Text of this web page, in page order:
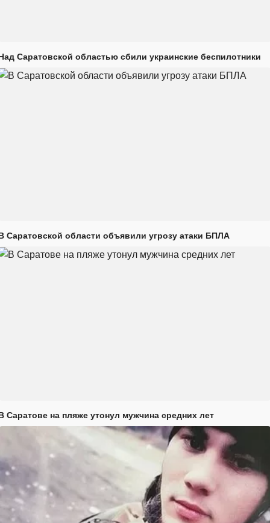
Саратовской областью сбили украинские беспилотники
Саратовской области объявили угрозу атаки БПЛА
Саратове на пляже утонул мужчина средних лет